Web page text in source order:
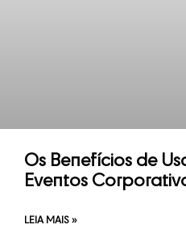
Os Benefícios de
Eventos
LEIA MAIS »